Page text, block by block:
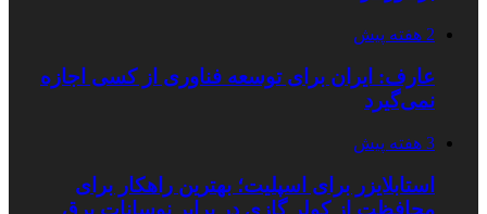
2 هفته پیش
عارف: ایران برای توسعه فناوری از کسی اجازه
نمی‌گیرد
3 هفته پیش
استابلایزر برای اسپلیت؛ بهترین راهکار برای
محافظت از کولر گازی در برابر نوسانات برق